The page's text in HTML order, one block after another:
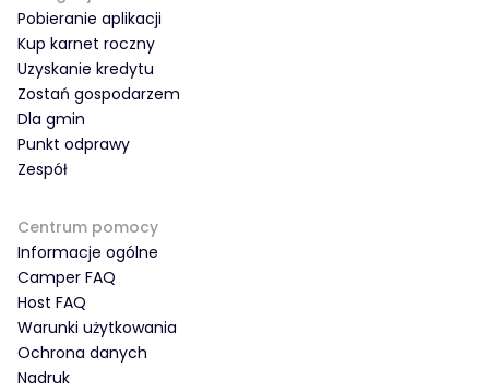
Pobieranie aplikacji
Kup karnet roczny
Uzyskanie kredytu
Zostań gospodarzem
Dla gmin
Punkt odprawy
Zespół
Centrum pomocy
Informacje ogólne
Camper FAQ
Host FAQ
Warunki użytkowania
Ochrona danych
Nadruk